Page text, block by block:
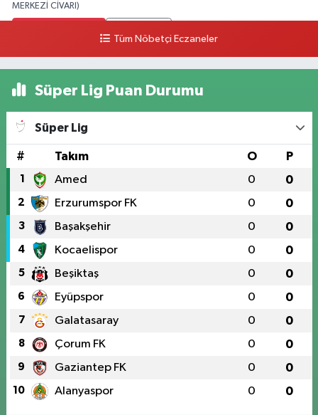
MERKEZİ CİVARI)
Tüm Nöbetçi Eczaneler
Süper Lig Puan Durumu
Süper Lig
# Takım O P
1 Amed 0 0
2 Erzurumspor FK 0 0
3 Başakşehir 0 0
4 Kocaelispor 0 0
5 Beşiktaş 0 0
6 Eyüpspor 0 0
7 Galatasaray 0 0
8 Çorum FK 0 0
9 Gaziantep FK 0 0
10 Alanyaspor 0 0